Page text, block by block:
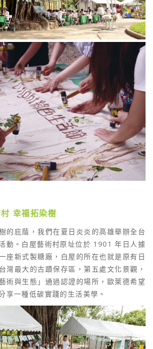
幸福拓染樹
的庇蔭，我們在夏日炎炎的高雄舉辦全台
動。白屋藝術村原址位於 1901 年日人據
座新式製糖廠，白屋的所在也就是原有日
灣最大的古蹟保存區，第五處文化景觀，
術與生態」通過認證的場所，歐萊德希望
享一種低碳實踐的生活美學。